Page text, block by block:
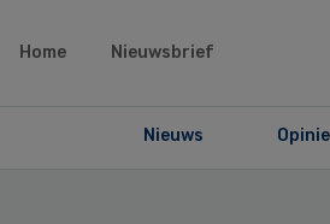
Home Nieuwsbrief
Nieuws Opinie